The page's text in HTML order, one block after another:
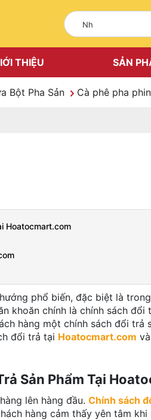
THIỆU SẢN
Bột Pha Sản Cà phê pha
Hoatocmart.com
phổ biến, đặc biệt là
khoăn chính là chính sách đổi
hàng một chính sách đổi trả
đổi trả tại Hoatocmart.com
Sản Phẩm Tại
lên hàng đầu. Chính sách
hàng cảm thấy yên tâm